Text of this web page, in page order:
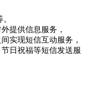
提供信息服务，
实现短信互动服务，
日祝福等短信发送服